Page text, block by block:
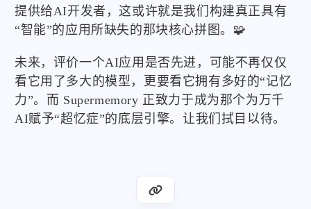
提供给AI开发者，这或许就是我们构建真正具有
“智能”的应用所缺失的那块核心拼图。🧩
未来，评价一个AI应用是否先进，可能不再仅仅
看它用了多大的模型，更要看它拥有多好的“记忆
力”。而 Supermemory 正致力于成为那个为万千
AI赋予“超忆症”的底层引擎。让我们拭目以待。